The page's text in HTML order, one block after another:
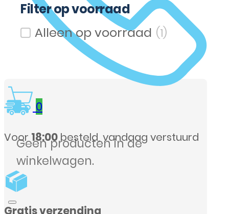
0
Geen producten in de
winkelwagen.
Filter op voorraad
Filter op voorraad (1)